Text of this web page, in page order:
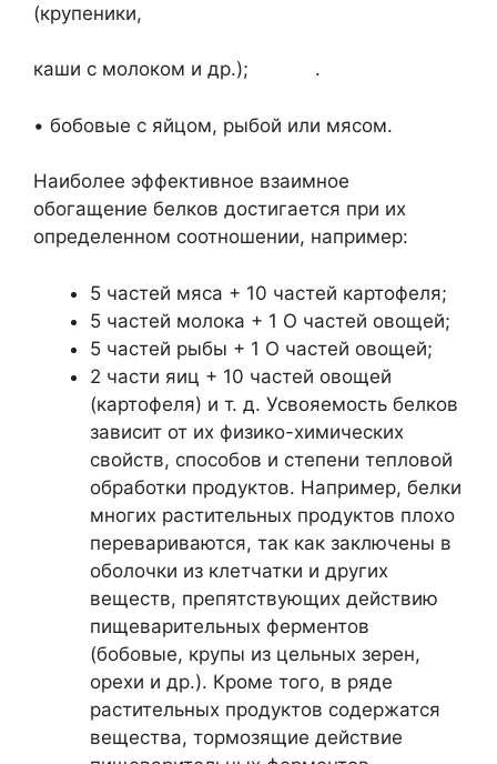
(крупеники,
каши с молоком и др.); .
• бобовые с яйцом, рыбой или мясом.
Наиболее эффективное взаимное
обогащение белков достигается при их
определенном соотношении, например:
5 частей мяса + 10 частей картофеля;
5 частей молока + 1 О частей овощей;
5 частей рыбы + 1 О частей овощей;
2 части яиц + 10 частей овощей
(картофеля) и т. д. Усвояемость белков
зависит от их физико-химических
свойств, способов и степени тепловой
обработки продуктов. Например, белки
многих растительных продуктов плохо
перевариваются, так как заключены в
оболочки из клетчатки и других
веществ, препятствующих действию
пищеварительных ферментов
(бобовые, крупы из цельных зерен,
орехи и др.). Кроме того, в ряде
растительных продуктов содержатся
вещества, тормозящие действие